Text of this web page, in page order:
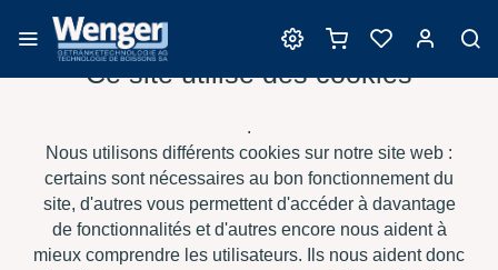
HOME › E-SHOP › VIN › ENZYMES › TRENOLIN FRIO DF,
LIQUIDE À 1 KG
Ce site utilise des cookies
.
Nous utilisons différents cookies sur notre site web :
certains sont nécessaires au bon fonctionnement du
site, d'autres vous permettent d'accéder à davantage
de fonctionnalités et d'autres encore nous aident à
mieux comprendre les utilisateurs. Ils nous aident donc